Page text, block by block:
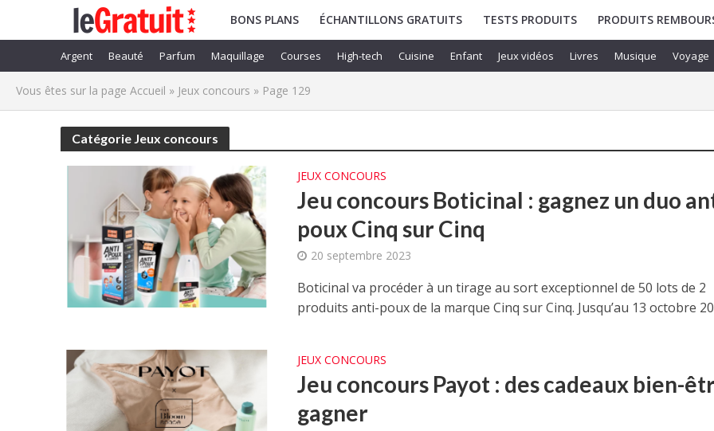
BONS PLANS ÉCHANTILLONS GRATUITS TESTS PRODUITS PRODUITS
Argent Beauté Parfum Maquillage Courses High-tech Cuisine Enfant Jeux vidéos Livres Musique Voyage
Vous êtes sur la page Accueil » Jeux concours » Page 129
Catégorie Jeux concours
JEUX CONCOURS
Jeu concours Boticinal : gagnez un duo
poux Cinq sur Cinq
20 septembre 2023
Boticinal va procéder à un tirage au sort exceptionnel de 50 lots de 2
produits anti-poux de la marque Cinq sur Cinq. Jusqu’au 13 octobre
JEUX CONCOURS
Jeu concours Payot : des cadeaux bien-
gagner